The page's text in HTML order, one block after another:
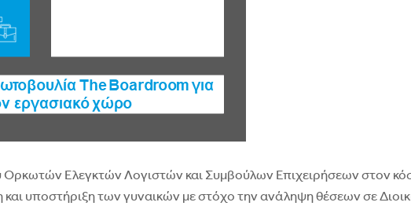
Ορκωτών Ελεγκτών Λογιστών και Συμβούλων Επιχειρήσεων στον
υποστήριξη των γυναικών με στόχο την ανάληψη θέσεων σε